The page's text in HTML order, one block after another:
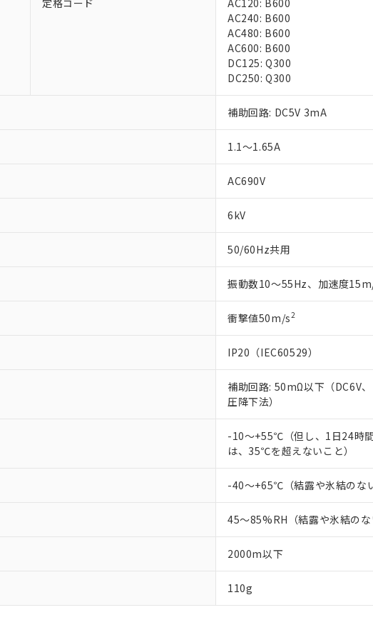
定格コード
AC120: B600
AC240: B600
AC480: B600
AC600: B600
DC125: Q300
DC250: Q300
補助回路: DC5V 3mA
1.1～1.65A
AC690V
6kV
50/60Hz共用
振動数10～55Hz、加速度
衝撃値50m/s2
IP20（IEC60529）
補助回路: 50mΩ以下（DC6V
圧降下法）
-10～+55℃（但し、1日24時
は、35℃を超えないこと）
-40～+65℃（結露や氷結のな
45～85%RH（結露や氷結の
2000m以下
110g